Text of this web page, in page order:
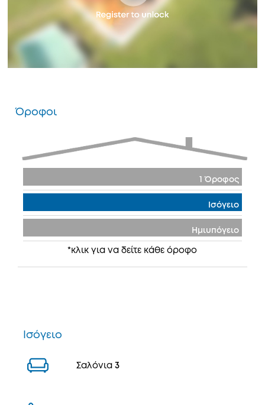
Όροφοι
1 Όροφος
Ισόγειο
Ημιυπόγειο
*κλικ για να δείτε κάθε όροφο
Ισόγειο
Σαλόνια 3